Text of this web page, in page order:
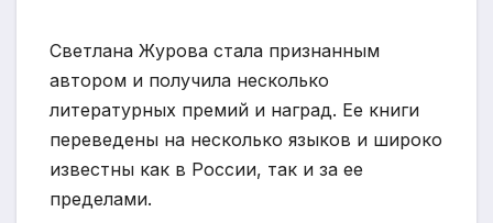
Светлана Журова стала признанным
автором и получила несколько
литературных премий и наград. Ее книги
переведены на несколько языков и широко
известны как в России, так и за ее
пределами.